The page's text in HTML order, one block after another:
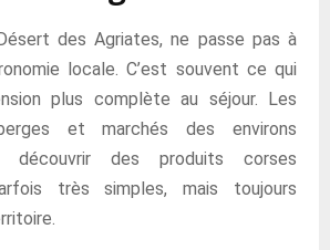
des Agriates, ne passe pas à
locale. C’est souvent ce qui
plus complète au séjour. Les
et marchés des environs
découvrir des produits corses
très simples, mais toujours